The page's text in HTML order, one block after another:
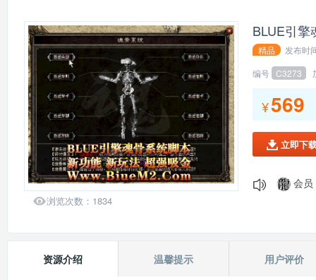
浏览次数： 1834
BLUE引擎
精品
发布时
编号 C3273
¥569
 立即下
会员
会员
会员
会员
会员
会
会员
资源介绍
温馨提示 用户评价